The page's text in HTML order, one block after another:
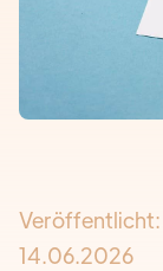
Veröffentlicht:
14.06.2026